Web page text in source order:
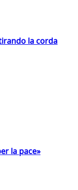
la corda
la pace»